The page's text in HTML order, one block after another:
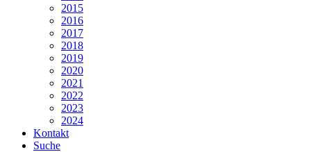
2015
2016
2017
2018
2019
2020
2021
2022
2023
2024
Kontakt
Suche